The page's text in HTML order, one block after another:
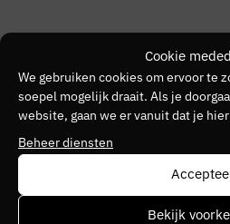
Cookie
We gebruiken cookies om ervoor te
soepel mogelijk draait. Als je
website, gaan we er vanuit dat je
Beheer diensten
Bekijk
Kleurnummer
30
Seizoen
SALE